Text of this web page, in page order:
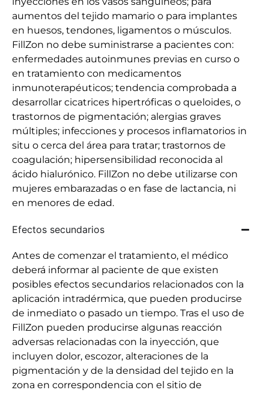
aumentos del tejido mamario o para implantes
en huesos, tendones, ligamentos o músculos.
FillZon no debe suministrarse a pacientes con:
enfermedades autoinmunes previas en curso o
en tratamiento con medicamentos
inmunoterapéuticos; tendencia comprobada a
desarrollar cicatrices hipertróficas o queloides, o
trastornos de pigmentación; alergias graves
múltiples; infecciones y procesos inflamatorios in
situ o cerca del área para tratar; trastornos de
coagulación; hipersensibilidad reconocida al
ácido hialurónico. FillZon no debe utilizarse con
mujeres embarazadas o en fase de lactancia, ni
en menores de edad.
Efectos secundarios
Antes de comenzar el tratamiento, el médico
deberá informar al paciente de que existen
posibles efectos secundarios relacionados con la
aplicación intradérmica, que pueden producirse
de inmediato o pasado un tiempo. Tras el uso de
FillZon pueden producirse algunas reacción
adversas relacionadas con la inyección, que
incluyen dolor, escozor, alteraciones de la
pigmentación y de la densidad del tejido en la
zona en correspondencia con el sitio de